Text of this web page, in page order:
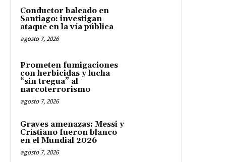
Conductor baleado en
Santiago: investigan
ataque en la vía pública
agosto 7, 2026
Prometen fumigaciones
con herbicidas y lucha
“sin tregua” al
narcoterrorismo
agosto 7, 2026
Graves amenazas: Messi y
Cristiano fueron blanco
en el Mundial 2026
agosto 7, 2026